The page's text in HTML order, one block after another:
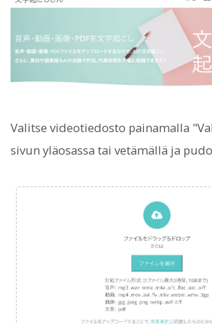
Valitse videotiedosto painamalla
sivun yläosassa tai vetämällä ja